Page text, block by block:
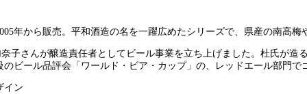
年から販売。平和酒造の名を一躍広めたシリーズで、県産の南高
子さんが醸造責任者としてビール事業を立ち上げました。杜氏が造
ビール品評会「ワールド・ビア・カップ」の、レッドエール部門で